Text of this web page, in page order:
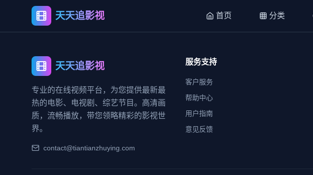
天天追影视 首页 分类
天天追影视
专业的在线视频平台，为您提供最新最
热的电影、电视剧、综艺节目。高清画
质，流畅播放，带您领略精彩的影视世
界。
contact@tiantianzhuying.com
服务支持
客户服务
帮助中心
用户指南
意见反馈